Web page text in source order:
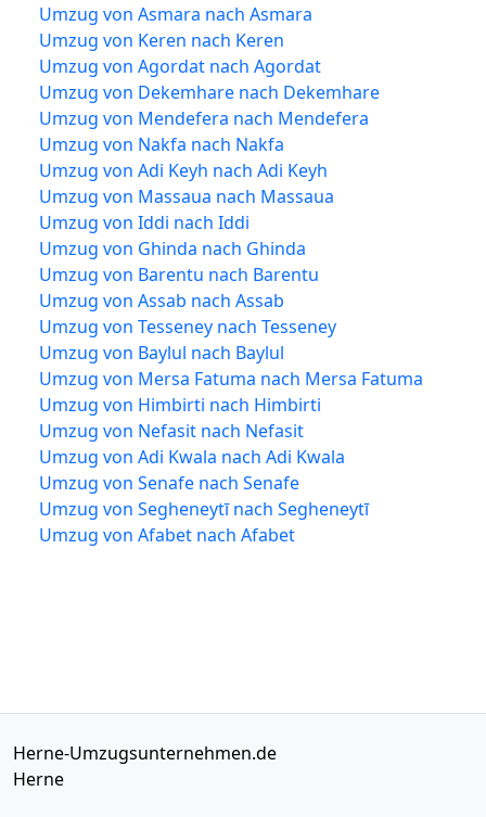
Umzug von Asmara nach Asmara
Umzug von Keren nach Keren
Umzug von Agordat nach Agordat
Umzug von Dekemhare nach Dekemhare
Umzug von Mendefera nach Mendefera
Umzug von Nakfa nach Nakfa
Umzug von Adi Keyh nach Adi Keyh
Umzug von Massaua nach Massaua
Umzug von Iddi nach Iddi
Umzug von Ghinda nach Ghinda
Umzug von Barentu nach Barentu
Umzug von Assab nach Assab
Umzug von Tesseney nach Tesseney
Umzug von Baylul nach Baylul
Umzug von Mersa Fatuma nach Mersa Fatuma
Umzug von Himbirti nach Himbirti
Umzug von Nefasit nach Nefasit
Umzug von Adi Kwala nach Adi Kwala
Umzug von Senafe nach Senafe
Umzug von Segheneytī nach Segheneytī
Umzug von Afabet nach Afabet
Herne-Umzugsunternehmen.de
Herne